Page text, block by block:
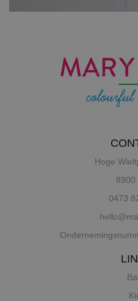
Hoge
8900
0473